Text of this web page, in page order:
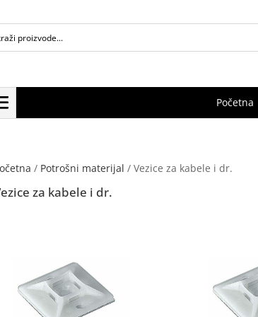
Početna
/ Potrošni materijal / Vezice za kabele i dr.
za kabele i dr.